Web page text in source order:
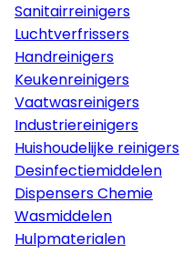
Sanitairreinigers
Luchtverfrissers
Handreinigers
Keukenreinigers
Vaatwasreinigers
Industriereinigers
Huishoudelijke reinigers
Desinfectiemiddelen
Dispensers Chemie
Wasmiddelen
Hulpmaterialen